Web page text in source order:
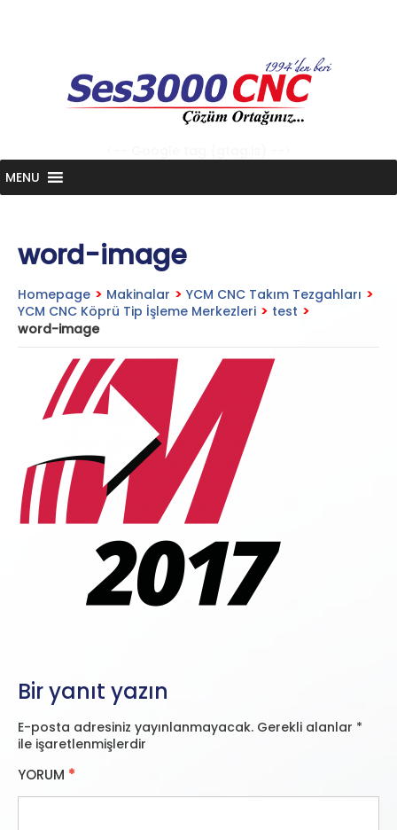
content
MENU
word-image
Homepage > Makinalar > YCM CNC Takım Tezgahları >
YCM CNC Köprü Tip İşleme Merkezleri > test >
word-image
Bir yanıt yazın
E-posta adresiniz yayınlanmayacak. Gerekli alanlar *
ile işaretlenmişlerdir
YORUM *